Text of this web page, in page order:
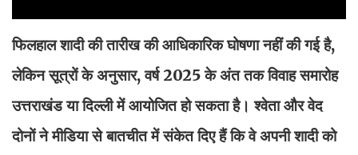
फिलहाल शादी की तारीख की आधिकारिक घोषणा नहीं की गई है,
लेकिन सूत्रों के अनुसार, वर्ष 2025 के अंत तक विवाह समारोह
उत्तराखंड या दिल्ली में आयोजित हो सकता है। श्वेता और वेद
दोनों ने मीडिया से बातचीत में संकेत दिए हैं कि वे अपनी शादी को